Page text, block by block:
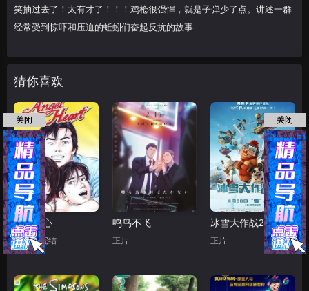
笑抽过去了！太有才了！！！鸡枪很强悍，就是子弹少了点。讲述一群
经常受到惊吓和压迫的蚯蚓们奋起反抗的故事
猜你喜欢
天使之心
第50集完结
鸣鸟不飞
正片
冰雪大作战2（原声版）
正片
关闭 关闭